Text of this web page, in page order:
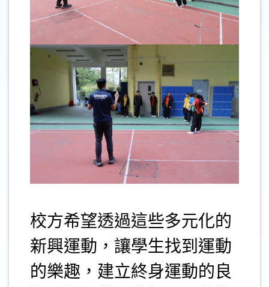
校方希望透過這些多元化的
新興運動，讓學生找到運動
的樂趣，建立終身運動的良